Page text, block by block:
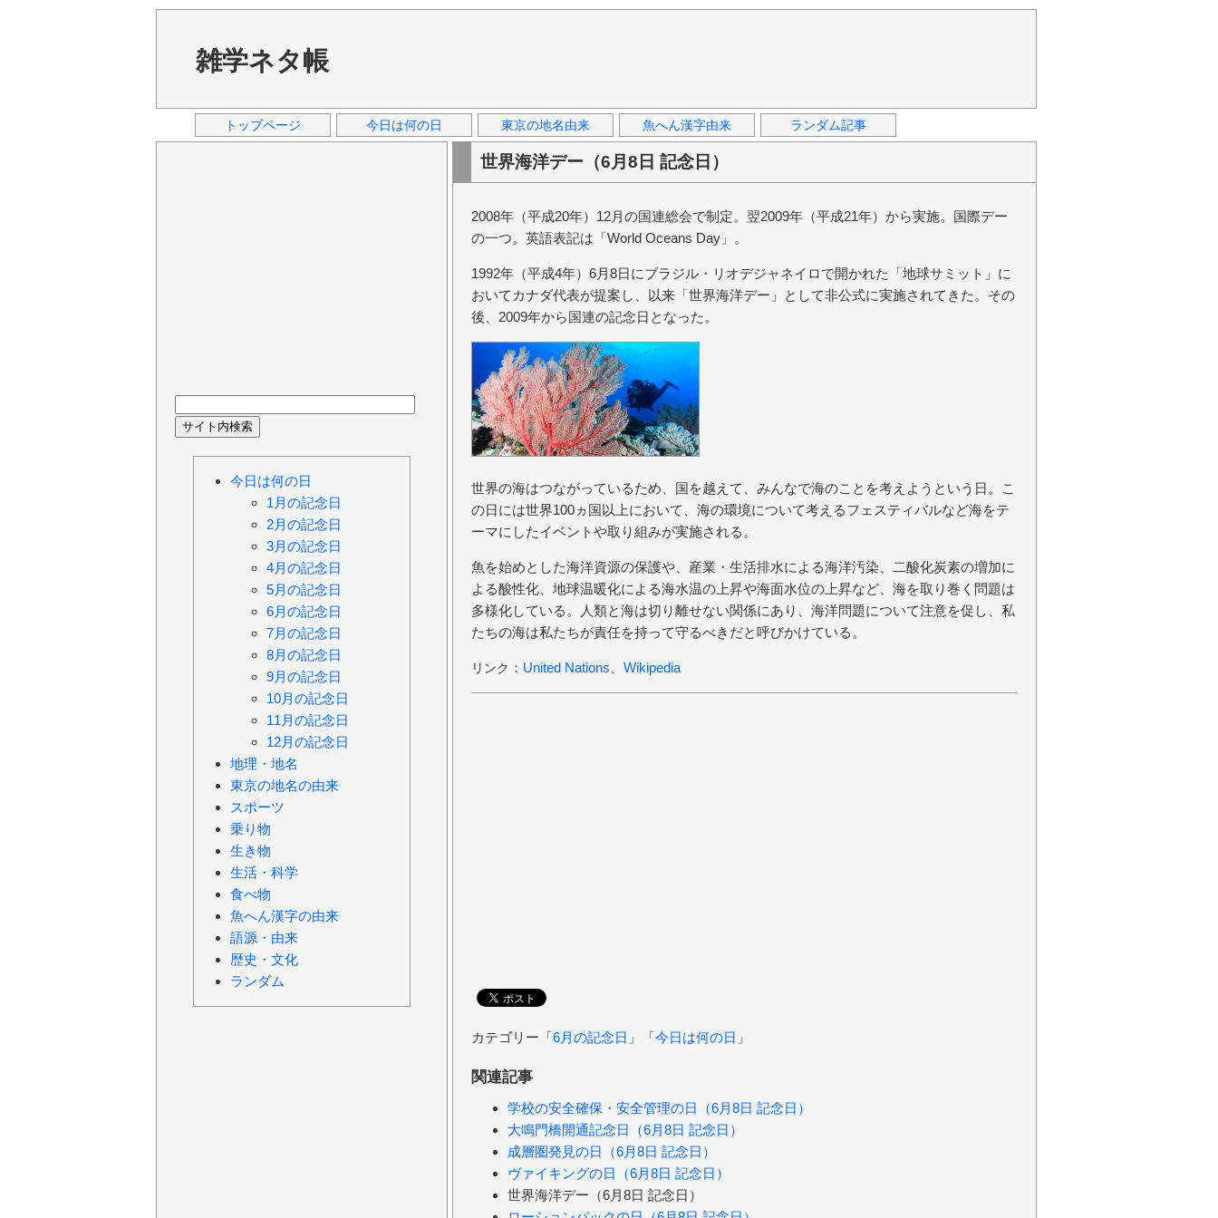
雑学ネタ帳
トップページ 今日は何の日 東京の地名由来 魚へん漢字由来 ランダム記事
世界海洋デー（6月8日 記念日）
2008年（平成20年）12月の国連総会で制定。翌2009年（平成21年）から実施。国際デー
の一つ。英語表記は「World Oceans Day」。
1992年（平成4年）6月8日にブラジル・リオデジャネイロで開かれた「地球サミット」に
おいてカナダ代表が提案し、以来「世界海洋デー」として非公式に実施されてきた。その
後、2009年から国連の記念日となった。
世界の海はつながっているため、国を越えて、みんなで海のことを考えようという日。こ
の日には世界100ヵ国以上において、海の環境について考えるフェスティバルなど海をテ
ーマにしたイベントや取り組みが実施される。
魚を始めとした海洋資源の保護や、産業・生活排水による海洋汚染、二酸化炭素の増加に
よる酸性化、地球温暖化による海水温の上昇や海面水位の上昇など、海を取り巻く問題は
多様化している。人類と海は切り離せない関係にあり、海洋問題について注意を促し、私
たちの海は私たちが責任を持って守るべきだと呼びかけている。
リンク ： United Nations Wikipedia
カテゴリー「6月の記念日 」「今日は何の日 」
関連記事
学校の安全確保・安全管理の日（6月8日 記念日）
大鳴門橋開通記念日（6月8日 記念日）
成層圏発見の日（6月8日 記念日）
ヴァイキングの日（6月8日 記念日）
世界海洋デー（6月8日 記念日）
今日は何の日
1月の記念日
2月の記念日
3月の記念日
4月の記念日
5月の記念日
6月の記念日
7月の記念日
8月の記念日
9月の記念日
10月の記念日
11月の記念日
12月の記念日
地理・地名
東京の地名の由来
スポーツ
乗り物
生き物
生活・科学
食べ物
魚へん漢字の由来
語源・由来
歴史・文化
ランダム